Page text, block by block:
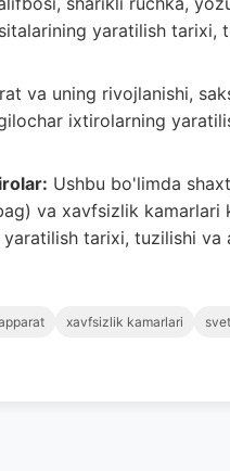
yaratilish tarixi,
va uning rivojlanishi,
ixtirolarning
Ushbu bo'limda
va xavfsizlik kamarlari
tarixi, tuzilishi va
xavfsizlik kamarlari